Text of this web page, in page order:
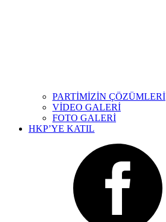
PARTİMİZİN ÇÖZÜMLERİ
VİDEO GALERİ
FOTO GALERİ
HKP’YE KATIL